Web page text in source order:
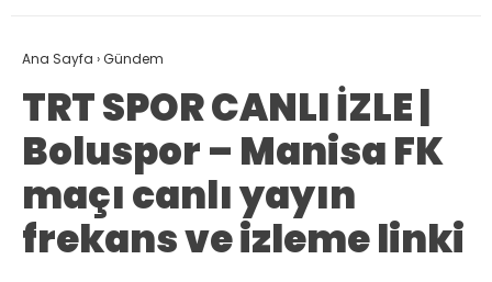
Ana Sayfa ›Gündem
TRT SPOR CANLI İZLE |
Boluspor – Manisa FK
maçı canlı yayın
frekans ve izleme linki